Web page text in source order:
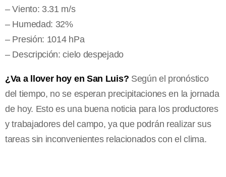
– Viento: 3.31 m/s
– Humedad: 32%
– Presión: 1014 hPa
– Descripción: cielo despejado
¿Va a llover hoy en San Luis? Según el pronóstico
del tiempo, no se esperan precipitaciones en la jornada
de hoy. Esto es una buena noticia para los productores
y trabajadores del campo, ya que podrán realizar sus
tareas sin inconvenientes relacionados con el clima.